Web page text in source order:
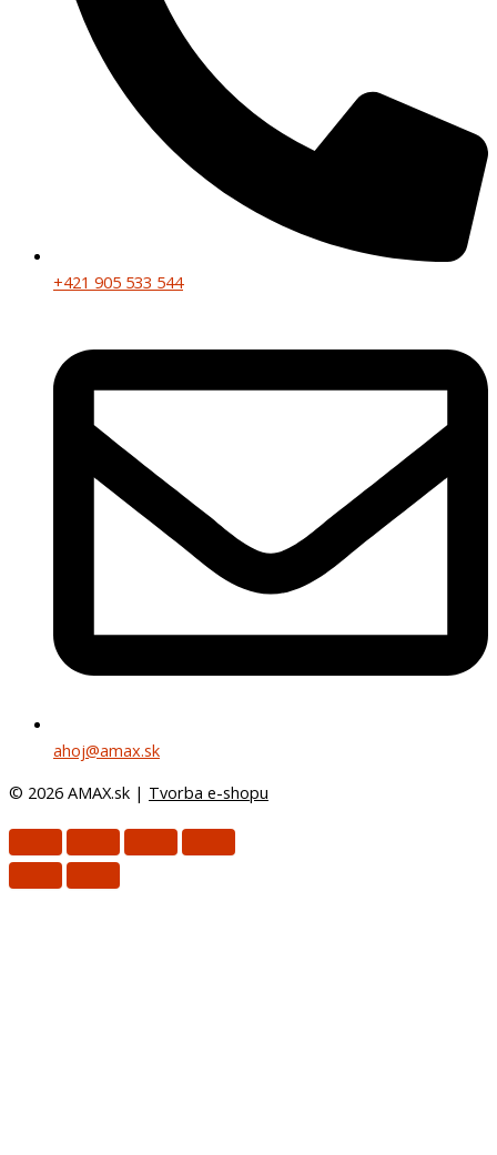
+421 905 533 544
ahoj@amax.sk
© 2026 AMAX.sk | Tvorba e-shopu